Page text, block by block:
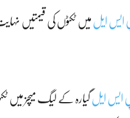
ایس ایلمیں ٹکٹوں کی قیمتیں
ایس ایلگیارہ کے لیگ میچز میں